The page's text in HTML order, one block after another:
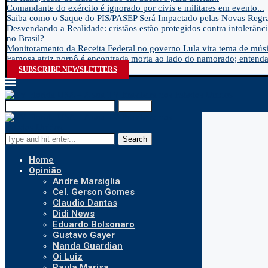
Comandante do exército é ignorado por civis e militares em evento...
Saiba como o Saque do PIS/PASEP Será Impactado pelas Novas
Desvendando a Realidade: cristãos estão protegidos contra
no Brasil?
Monitoramento da Receita Federal no governo Lula vira tema de
Famosa atriz pornô é encontrada morta ao lado do namorado;
SUBSCRIBE NEWSLETTERS
Search
Home
Opinião
Andre Marsiglia
Cel. Gerson Gomes
Claudio Dantas
Didi News
Eduardo Bolsonaro
Gustavo Gayer
Nanda Guardian
Oi Luiz